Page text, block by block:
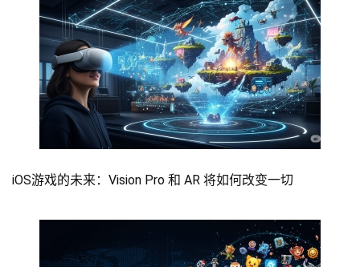
iOS游戏的未来：Vision Pro 和 AR 将如何改变一切